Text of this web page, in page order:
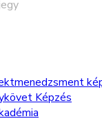
Képzés